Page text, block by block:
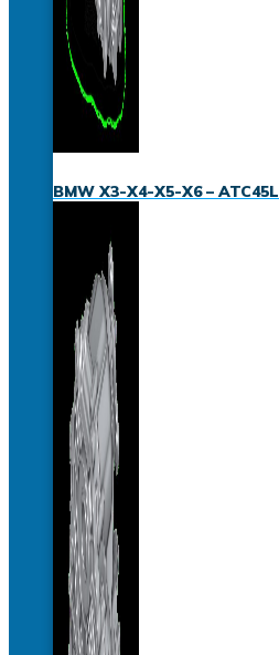
BMW X3-X4-X5-X6 – ATC45L